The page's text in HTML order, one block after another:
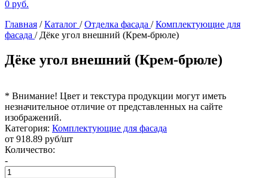
0 руб.
Главная / Каталог / Отделка фасада / Комплектующие для
фасада / Дёке угол внешний (Крем-брюле)
Дёке угол внешний (Крем-брюле)
* Внимание! Цвет и текстура продукции могут иметь
незначительное отличие от представленных на сайте
изображений.
Категория: Комплектующие для фасада
от 918.89 руб/шт
Количество:
-